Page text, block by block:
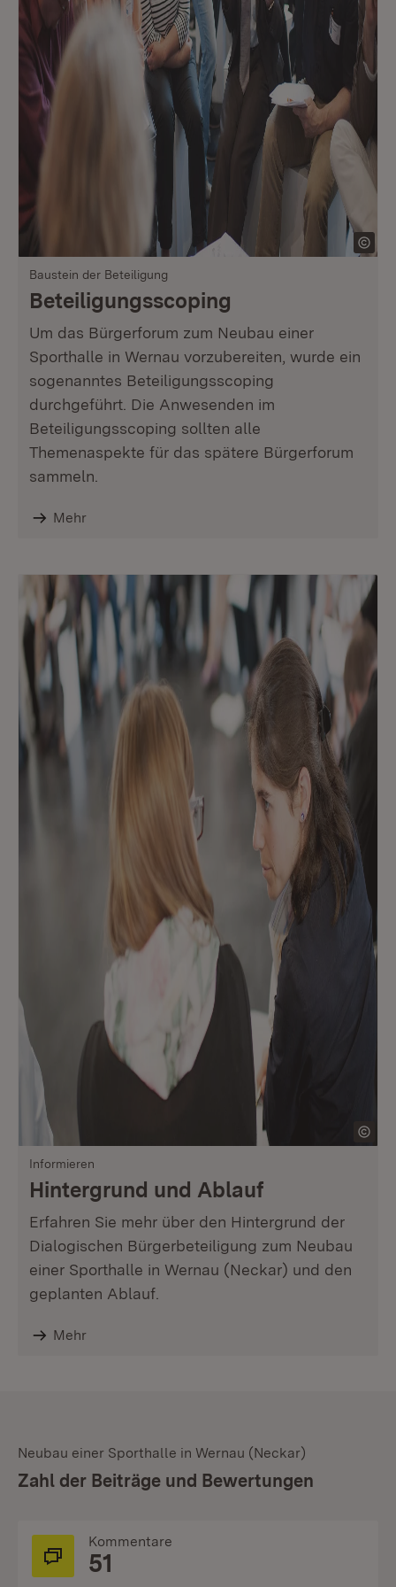
Baustein der Beteiligung
Beteiligungsscoping
Um das Bürgerforum zum Neubau einer
Sporthalle in Wernau vorzubereiten, wurde ein
sogenanntes Beteiligungsscoping
durchgeführt. Die Anwesenden im
Beteiligungsscoping sollten alle
Themenaspekte für das spätere Bürgerforum
sammeln.
Mehr
Informieren
Hintergrund und Ablauf
Erfahren Sie mehr über den Hintergrund der
Dialogischen Bürgerbeteiligung zum Neubau
einer Sporthalle in Wernau (Neckar) und den
geplanten Ablauf.
Mehr
Neubau einer Sporthalle in Wernau (Neckar)
Zahl der Beiträge und Bewertungen
Kommentare
51